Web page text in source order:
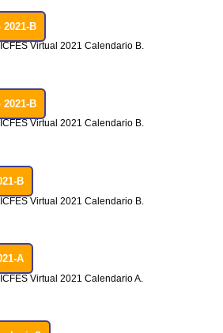
B
Virtual 2021 Calendario B.
B
Virtual 2021 Calendario B.
B
Virtual 2021 Calendario B.
A
Virtual 2021 Calendario A.